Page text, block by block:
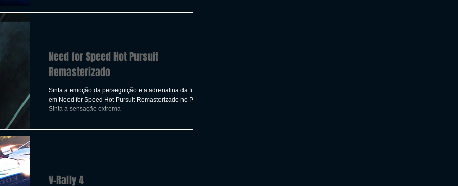
Need for Speed Hot Pursuit
Remasterizado
Sinta a emoção da perseguição e a adrenalina da fuga
em Need for Speed ​​Hot Pursuit Remasterizado no PC.
Sinta a sensação extrema
V-Rally 4